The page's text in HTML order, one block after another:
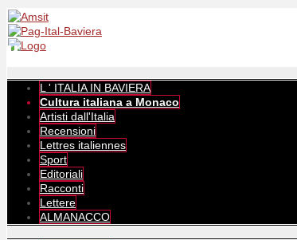
L ' ITALIA IN BAVIERA
Cultura italiana a Monaco
Artisti dall'Italia
Recensioni
Lettres italiennes
Sport
Editoriali
Racconti
Lettere
ALMANACCO